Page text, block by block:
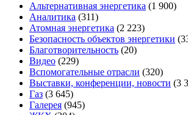
Альтернативная энергетика (1 900)
Аналитика (311)
Атомная энергетика (2 223)
Безопасность объектов энергетики
Благотворительность (20)
Видео (229)
Вспомогательные отрасли (320)
Выставки, конференции, новости (3
Газ (3 645)
Галерея (945)